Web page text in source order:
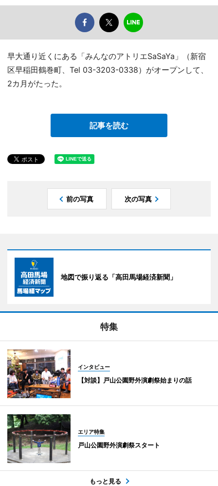
早大通り近くにある「みんなのアトリエSaSaYa」（新宿
区早稲田鶴巻町、Tel 03-3203-0338）がオープンして、
2カ月がたった。
記事を読む
前の写真 次の写真
地図で振り返る「高田馬場経済新聞」
特集
インタビュー
【対談】戸山公園野外演劇祭始まりの話
エリア特集
戸山公園野外演劇祭スタート
もっと見る